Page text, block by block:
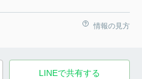
情報の見方
LINEで共有する